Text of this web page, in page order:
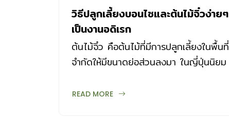
วิธีปลูกเลี้ยงบอนไซและต้นไม้จิ๋วง่ายๆ
เป็นงานอดิเรก
ต้นไม้จิ๋ว คือต้นไม้ที่มีการปลูกเลี้ยงในพื้นที่
จำกัดให้มีขนาดย่อส่วนลงมา ในญี่ปุ่นนิยม
ทั้งหมดว่าบอนไซ ขณะที่บอนไซ...
READ MORE